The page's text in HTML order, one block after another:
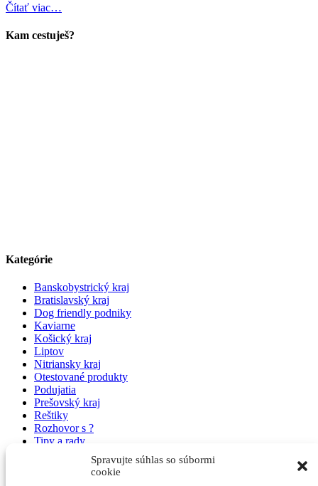
Spravujte súhlas so súbormi
cookie
Čítať viac…
Kam cestuješ?
Kategórie
Banskobystrický kraj
Bratislavský kraj
Dog friendly podniky
Kaviarne
Košický kraj
Liptov
Nitriansky kraj
Otestované produkty
Podujatia
Prešovský kraj
Reštiky
Rozhovor s ?
Tipy a rady
Trenčiansky kraj
Trnavský kraj
Ubytovanie pre páničkov a psíkov